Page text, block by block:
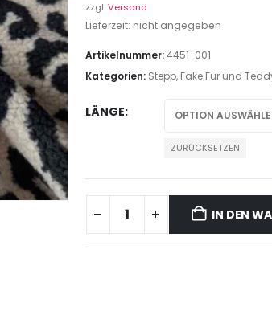
zzgl.Versand
Lieferzeit: nicht angegeben
Artikelnummer:4451-001
Kategorien: Stepp, Fake Fur und
LÄNGE
ZURÜCKSETZEN
IN DEN